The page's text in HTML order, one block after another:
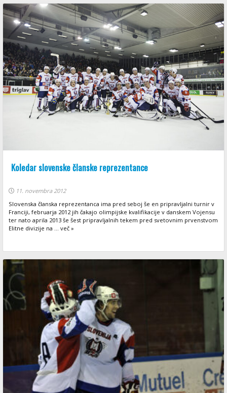
Koledar slovenske članske reprezentance
11. novembra 2012
Slovenska članska reprezentanca ima pred seboj še en pripravljalni turnir v
Franciji, februarja 2012 jih čakajo olimpijske kvalifikacije v danskem Vojensu
ter nato aprila 2013 še šest pripravljalnih tekem pred svetovnim prvenstvom
Elitne divizije na ... več »